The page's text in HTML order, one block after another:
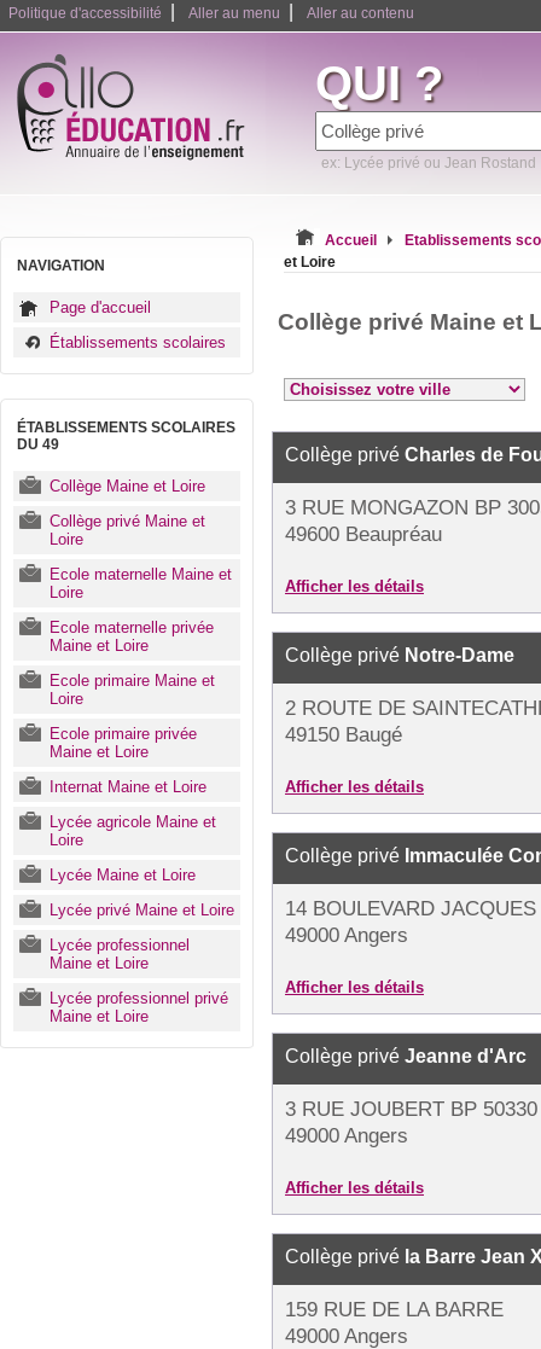
Politique d'accessibilité Aller au menu Aller au contenu
QUI ?
ex: Lycée privé ou Jean Rostand
NAVIGATION
Page d'accueil
Établissements scolaires
ÉTABLISSEMENTS SCOLAIRES
DU 49
Collège Maine et Loire
Collège privé Maine et
Loire
Ecole maternelle Maine et
Loire
Ecole maternelle privée
Maine et Loire
Ecole primaire Maine et
Loire
Ecole primaire privée
Maine et Loire
Internat Maine et Loire
Lycée agricole Maine et
Loire
Lycée Maine et Loire
Lycée privé Maine et Loire
Lycée professionnel
Maine et Loire
Lycée professionnel privé
Maine et Loire
Accueil
Etablissements
et Loire
Collège privé Maine et
Collège privé Charles de
3 RUE MONGAZON BP
49600 Beaupréau
Afficher les détails
Collège privé Notre-Dame
2 ROUTE DE
49150 Baugé
Afficher les détails
Collège privé Immaculée
14 BOULEVARD
49000 Angers
Afficher les détails
Collège privé Jeanne d'Arc
3 RUE JOUBERT BP 50330
49000 Angers
Afficher les détails
Collège privé la Barre Jean
159 RUE DE LA BARRE
49000 Angers